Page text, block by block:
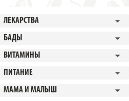
ЛЕКАРСТВА
БАДЫ
ВИТАМИНЫ
ПИТАНИЕ
МАМА И МАЛЫШ